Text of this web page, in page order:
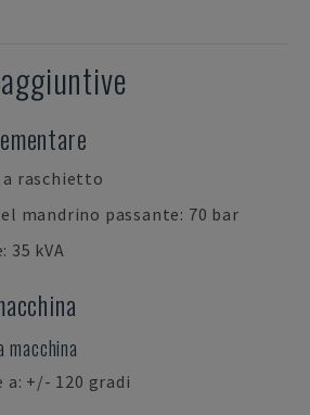
raschietto
mandrino passante: 70 bar
35 kVA
a: +/- 120 gradi